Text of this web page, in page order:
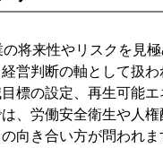
将来性やリスクを見
営判断の軸として扱
標の設定、再生可能
、労働安全衛生や人
向き合い方が問われま